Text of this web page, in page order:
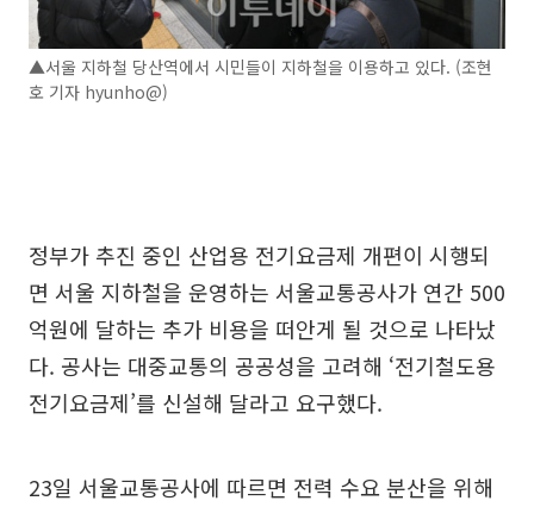
▲서울 지하철 당산역에서 시민들이 지하철을 이용하고 있다. (조현
호 기자 hyunho@)
정부가 추진 중인 산업용 전기요금제 개편이 시행되
면 서울 지하철을 운영하는 서울교통공사가 연간 500
억원에 달하는 추가 비용을 떠안게 될 것으로 나타났
다. 공사는 대중교통의 공공성을 고려해 ‘전기철도용
전기요금제’를 신설해 달라고 요구했다.
23일 서울교통공사에 따르면 전력 수요 분산을 위해